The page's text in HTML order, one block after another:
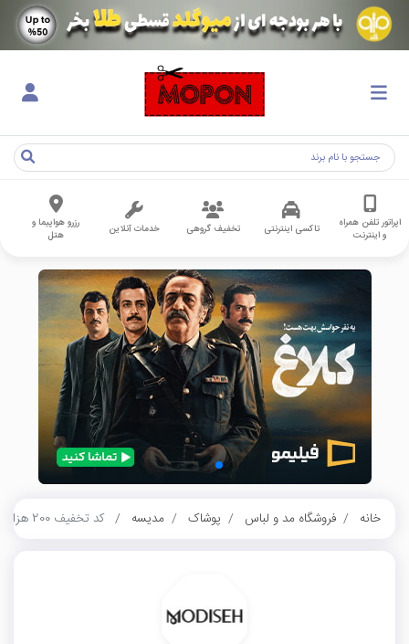
اپراتور تلفن همراه
و اینترنت
تاکسی اینترنتی تخفیف گروهی خدمات آنلاین
رزرو هواپیما و
هتل
خانه فروشگاه مد و لباس پوشاک مدیسه کد تخفیف 200 هزار تومانی پوشاک و محصولات آرایشی و بهداشتی مدیسه